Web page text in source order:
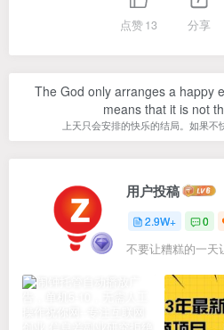
点赞13 分享
The God only arranges a happy
means that it is not
上天只会安排的快乐的结局。如果
用户投稿
2.9W+ 0
不要让糟糕的一天